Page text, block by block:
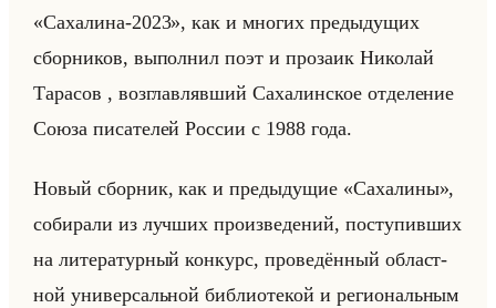
«Сахалина-2023», как и мно­гих преды­ду­щих
сбор­ни­ков, вы­пол­нил поэт и про­за­ик Ни­ко­лай
Та­ра­сов , воз­глав­ляв­ший Са­ха­лин­ское от­де­ле­ние
Союза пи­са­те­лей Рос­сии с 1988 года.
Новый сбор­ник, как и преды­ду­щие «Сахалины»,
со­би­ра­ли из луч­ших про­из­ве­де­ний, по­сту­пив­ших
на ли­те­ра­тур­ный кон­курс, про­ве­дён­ный об­ласт­
ной уни­вер­сальной биб­лио­те­кой и ре­ги­ональным